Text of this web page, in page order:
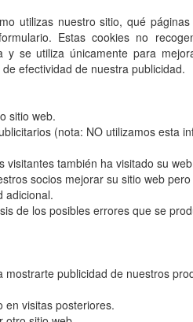
utilizas nuestro sitio, qué
Estas cookies no
se utiliza únicamente para
efectividad de nuestra publicidad.
sitio web.
(nota: NO utilizamos esta
también ha visitado su
socios mejorar su sitio web
adicional.
de los posibles errores que se
publicidad de nuestros
en visitas posteriores.